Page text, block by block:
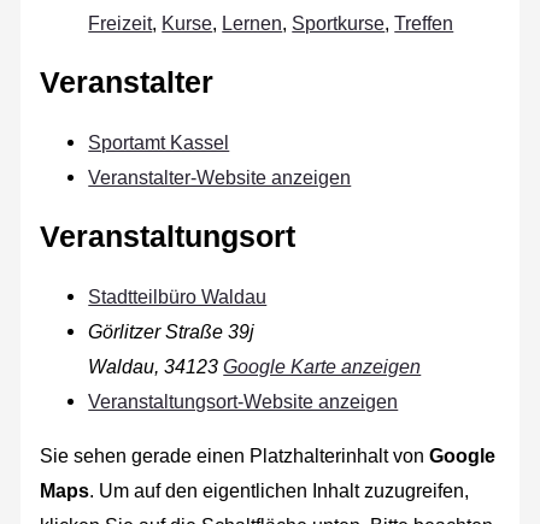
Freizeit, Kurse, Lernen, Sportkurse,Treffen
Veranstalter
Sportamt Kassel
Veranstalter-Website anzeigen
Veranstaltungsort
Stadtteilbüro Waldau
Görlitzer Straße 39j
Waldau, 34123 Google Karte anzeigen
Veranstaltungsort-Website anzeigen
Sie sehen gerade einen Platzhalterinhalt vonGoogle
Maps. Um auf den eigentlichen Inhalt zuzugreifen,